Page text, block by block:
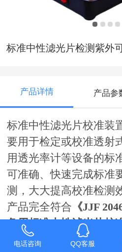
标准中性滤光片检测紫外
产品详情 产品参
标准中性滤光片校准装
要用于检定或校准透射
用透光率计等设备的标
可准确、快速完成标准
测，大大提高校准检测
产品完全符合 《JJF
备用标准中性滤光片校
I级标准。
电话咨询 QQ客服